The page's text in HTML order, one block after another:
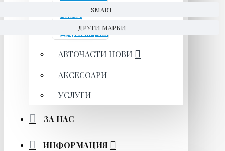
SMART
ДРУГИ МАРКИ
АВТОЧАСТИ НОВИ
АКСЕСОАРИ
УСЛУГИ
ЗА НАС
ИНФОРМАЦИЯ